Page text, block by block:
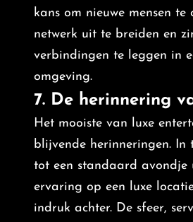
kans om nieuwe mensen te
netwerk uit te breiden en
verbindingen te leggen in
omgeving.
7. De herinnering
Het mooiste van luxe
blijvende herinneringen. In
tot een standaard avondje
ervaring op een luxe
indruk achter. De sfeer,